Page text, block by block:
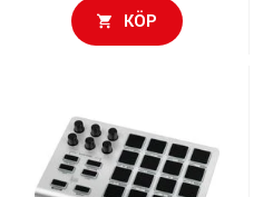
KÖP